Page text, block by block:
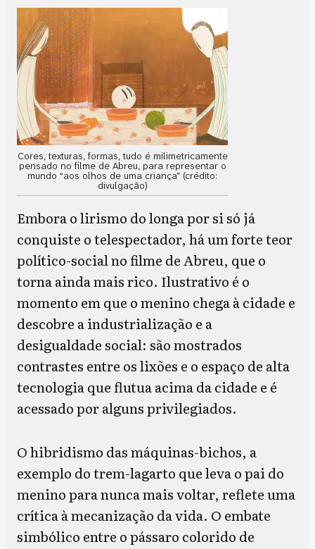
Cores, texturas, formas, tudo é milimetricamente
pensado no filme de Abreu, para representar o
mundo “aos olhos de uma criança” (crédito:
divulgação)
Embora o lirismo do longa por si só já
conquiste o telespectador, há um forte teor
político-social no filme de Abreu, que o
torna ainda mais rico. Ilustrativo é o
momento em que o menino chega à cidade e
descobre a industrialização e a
desigualdade social: são mostrados
contrastes entre os lixões e o espaço de alta
tecnologia que flutua acima da cidade e é
acessado por alguns privilegiados.
O hibridismo das máquinas-bichos, a
exemplo do trem-lagarto que leva o pai do
menino para nunca mais voltar, reflete uma
crítica à mecanização da vida. O embate
simbólico entre o pássaro colorido de